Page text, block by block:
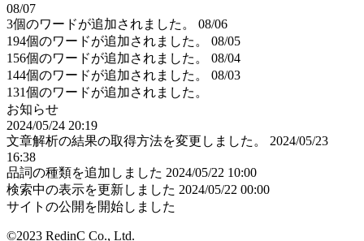
08/07
3個のワードが追加されました。
08/06
194個のワードが追加されました。
08/05
156個のワードが追加されました。
08/04
144個のワードが追加されました。
08/03
131個のワードが追加されました。
お知らせ
2024/05/24 20:19
文章解析の結果の取得方法を変更しました。
2024/05/23
16:38
品詞の種類を追加しました 2024/05/22 10:00
検索中の表示を更新しました 2024/05/22 00:00
サイトの公開を開始しました
©2023 RedinC Co., Ltd.